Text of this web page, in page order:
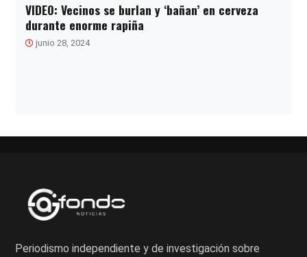
VIDEO: Vecinos se burlan y ‘bañan’ en cerveza
durante enorme rapiña
junio 28, 2024
entradas
Periodismo independiente y de investigación sobre